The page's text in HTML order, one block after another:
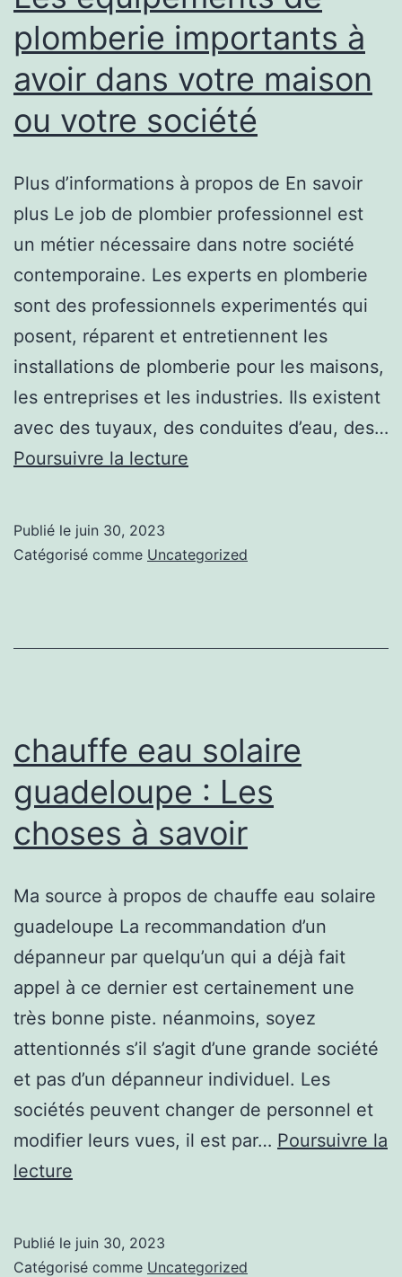
plomberie importants à
avoir dans votre maison
ou votre société
Plus d’informations à propos de En savoir
plus Le job de plombier professionnel est
un métier nécessaire dans notre société
contemporaine. Les experts en plomberie
sont des professionnels experimentés qui
posent, réparent et entretiennent les
installations de plomberie pour les maisons,
les entreprises et les industries. Ils existent
avec des tuyaux, des conduites d’eau, des…
Poursuivre la lecture
plomberie
ou
votre
société
Publié le juin 30, 2023
Catégorisé comme Uncategorized
chauffe eau solaire
guadeloupe : Les
choses à savoir
Ma source à propos de chauffe eau solaire
guadeloupe La recommandation d’un
dépanneur par quelqu’un qui a déjà fait
appel à ce dernier est certainement une
très bonne piste. néanmoins, soyez
attentionnés s’il s’agit d’une grande société
et pas d’un dépanneur individuel. Les
sociétés peuvent changer de personnel et
modifier leurs vues, il est par… Poursuivre la
lecture
guadeloupe
Publié le juin 30, 2023
Catégorisé comme Uncategorized